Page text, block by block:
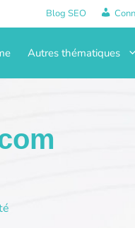
Blog SEO
Autres thématiques